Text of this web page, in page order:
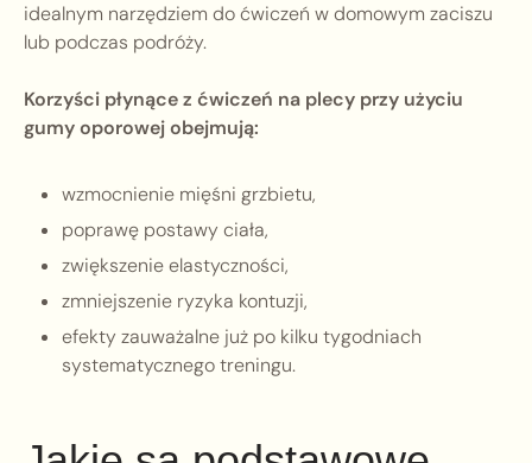
idealnym narzędziem do ćwiczeń w domowym zaciszu
lub podczas podróży.
Korzyści płynące z ćwiczeń na plecy przy użyciu
gumy oporowej obejmują:
wzmocnienie mięśni grzbietu,
poprawę postawy ciała,
zwiększenie elastyczności,
zmniejszenie ryzyka kontuzji,
efekty zauważalne już po kilku tygodniach
systematycznego treningu.